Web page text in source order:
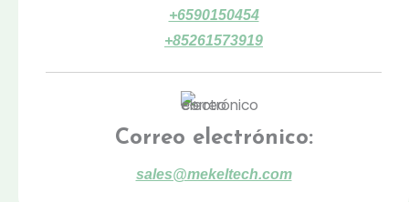
+6590150454
+85261573919
Correo electrónico:
sales@mekeltech.com